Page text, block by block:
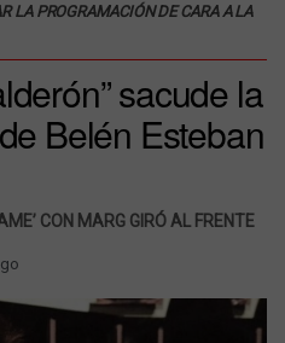
LA PROGRAMACIÓN DE CARA A LA
sacude la
Belén Esteban
CON MARG GIRÓ AL FRENTE